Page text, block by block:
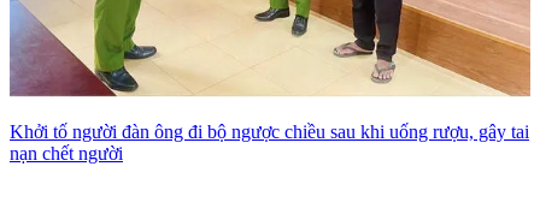
Khởi tố người đàn ông đi bộ ngược chiều sau khi uống rượu, gây tai
nạn chết người